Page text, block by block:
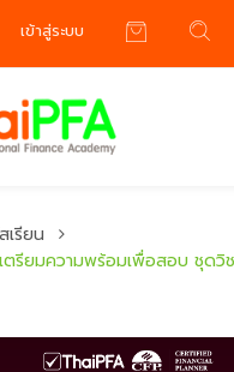
เข้าสู่ระบบ
เรียน
รียมความพร้อมเพื่อสอบ ชุดวิ